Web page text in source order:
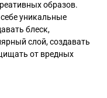
образов.
уникальные
блеск,
слой, создавать
от вредных